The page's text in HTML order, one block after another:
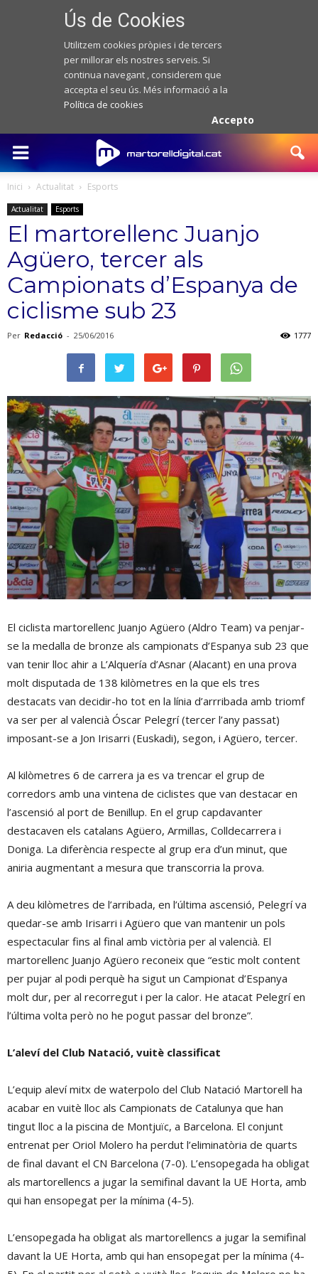
Ús de Cookies
Utilitzem cookies pròpies i de tercers
per millorar els nostres serveis. Si
continua navegant , considerem que
accepta el seu ús. Més informació a la
Política de cookies
Accepto
Inici Actualitat Esports
Actualitat Esports
El martorellenc Juanjo
Agüero, tercer als
Campionats d’Espanya de
ciclisme sub 23
Per Redacció - 25/06/2016 1777
El ciclista martorellenc Juanjo Agüero (Aldro Team) va penjar-
se la medalla de bronze als campionats d’Espanya sub 23 que
van tenir lloc ahir a L’Alquería d’Asnar (Alacant) en una prova
molt disputada de 138 kilòmetres en la que els tres
destacats van decidir-ho tot en la línia d’arrribada amb triomf
va ser per al valencià Óscar Pelegrí (tercer l’any passat)
imposant-se a Jon Irisarri (Euskadi), segon, i Agüero, tercer.
Al kilòmetres 6 de carrera ja es va trencar el grup de
corredors amb una vintena de ciclistes que van destacar en
l’ascensió al port de Benillup. En el grup capdavanter
destacaven els catalans Agüero, Armillas, Colldecarrera i
Doniga. La diferència respecte al grup era d’un minut, que
aniria augmentant a mesura que transcorria la prova.
A deu kilòmetres de l’arribada, en l’última ascensió, Pelegrí va
quedar-se amb Irisarri i Agüero que van mantenir un pols
espectacular fins al final amb victòria per al valencià. El
martorellenc Juanjo Agüero reconeix que “estic molt content
per pujar al podi perquè ha sigut un Campionat d’Espanya
molt dur, per al recorregut i per la calor. He atacat Pelegrí en
l’última volta però no he pogut passar del bronze”.
L’aleví del Club Natació, vuitè classificat
L’equip aleví mitx de waterpolo del Club Natació Martorell ha
acabar en vuitè lloc als Campionats de Catalunya que han
tingut lloc a la piscina de Montjuïc, a Barcelona. El conjunt
entrenat per Oriol Molero ha perdut l’eliminatòria de quarts
de final davant el CN Barcelona (7-0). L’ensopegada ha obligat
als martorellencs a jugar la semifinal davant la UE Horta, amb
qui han ensopegat per la mínima (4-5).
L’ensopegada ha obligat als martorellencs a jugar la semifinal
davant la UE Horta, amb qui han ensopegat per la mínima (4-